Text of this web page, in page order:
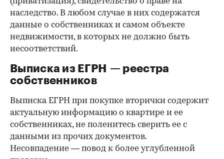
наследство. В любом случае в них содержатся
данные о собственниках и самом объекте
недвижимости, в которых не должно быть
несоответствий.
Выписка из ЕГРН — реестра
собственников
Выписка ЕГРН при покупке вторички содержит
актуальную информацию о квартире и ее
собственниках, не поленитесь сверить ее с
данными из прочих документов.
Несовпадение — повод к более углубленной